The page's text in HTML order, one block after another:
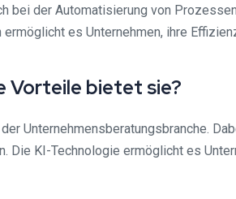
bei der Automatisierung von
es Unternehmen, ihre
Vorteile bietet sie?
Unternehmensberatungsbranche.
Die KI-Technologie ermöglicht es